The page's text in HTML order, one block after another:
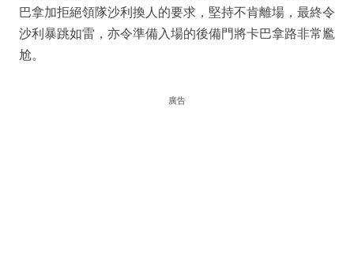
巴拿加拒絕領隊沙利換人的要求，堅持不肯離場，最終令
沙利暴跳如雷，亦令準備入場的後備門將卡巴拿路非常尷
尬。
廣告